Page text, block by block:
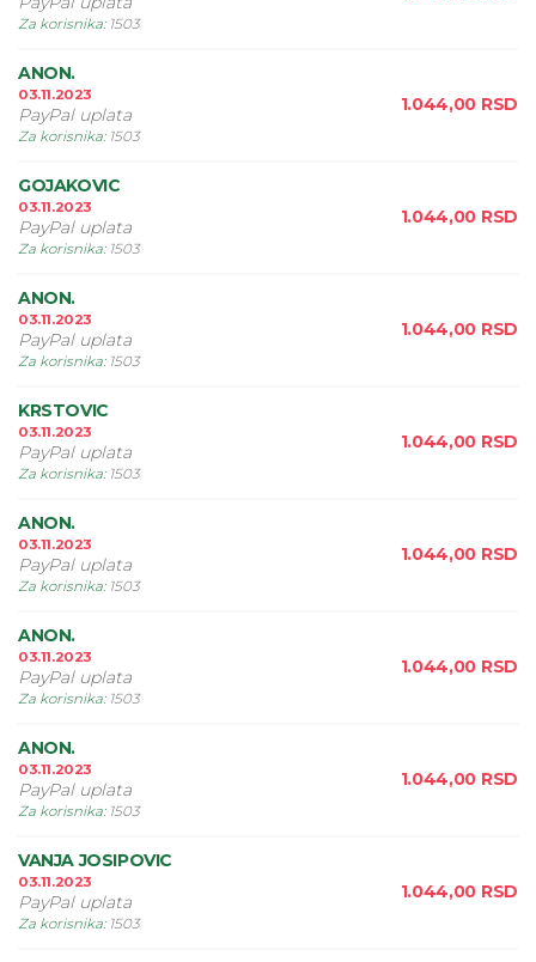
Za korisnika: 1503
ANON.
03.11.2023
PayPal uplata
Za korisnika: 1503
1.044,00 RSD
GOJAKOVIC
03.11.2023
PayPal uplata
Za korisnika: 1503
1.044,00 RSD
ANON.
03.11.2023
PayPal uplata
Za korisnika: 1503
1.044,00 RSD
KRSTOVIC
03.11.2023
PayPal uplata
Za korisnika: 1503
1.044,00 RSD
ANON.
03.11.2023
PayPal uplata
Za korisnika: 1503
1.044,00 RSD
ANON.
03.11.2023
PayPal uplata
Za korisnika: 1503
1.044,00 RSD
ANON.
03.11.2023
PayPal uplata
Za korisnika: 1503
1.044,00 RSD
VANJA JOSIPOVIC
03.11.2023
PayPal uplata
Za korisnika: 1503
1.044,00 RSD